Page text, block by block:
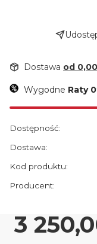
Dostawa od
Wygodne Raty
Dostępność:
Dostawa:
Kod produktu:
Producent:
Cena
3